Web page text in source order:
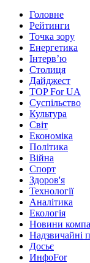
Головне
Рейтинги
Точка зору
Енергетика
Інтерв’ю
Столиця
Дайджест
TOP For UA
Суспiльство
Культура
Світ
Економіка
Політика
Війна
Спорт
Здоров'я
Технології
Аналітика
Екологія
Новини
Надзвичайні
Досьє
ИнфоFor